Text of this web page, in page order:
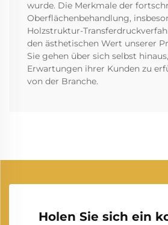
wurde. Die Merkmale der
Oberflächenbehandlung,
Holzstruktur-
den ästhetischen Wert unserer
Sie gehen über sich selbst
Erwartungen ihrer Kunden zu
von der Branche.
Holen Sie sich ein